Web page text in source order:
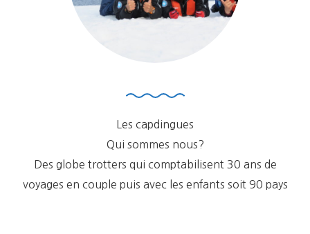
Les capdingues
Qui sommes nous?
Des globe trotters qui comptabilisent 30 ans de
voyages en couple puis avec les enfants soit 90 pays